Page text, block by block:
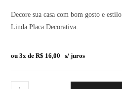
Decore sua casa com bom gosto e estilo.
Linda Placa Decorativa.
ou 3x deR$ 16,00 s/ juros